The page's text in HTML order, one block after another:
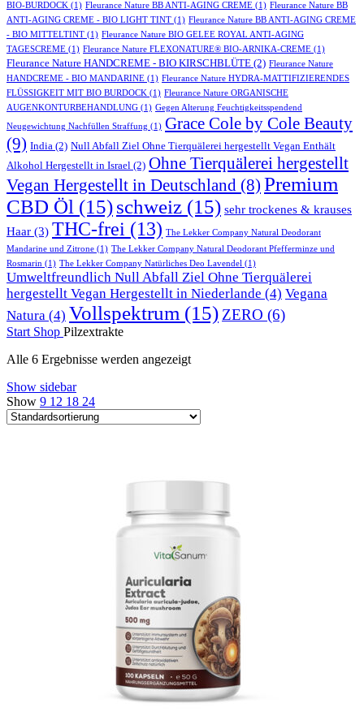
BIO-BURDOCK (1) Fleurance Nature BB ANTI-AGING CREME (1) Fleurance Nature BB
ANTI-AGING CREME - BIO LIGHT TINT (1) Fleurance Nature BB ANTI-AGING CREME
- BIO MITTELTINT (1) Fleurance Nature BIO GELEE ROYAL ANTI-AGING
TAGESCREME (1) Fleurance Nature FLEXONATURE® BIO-ARNIKA-CREME (1)
Fleurance Nature HANDCREME - BIO KIRSCHBLÜTE (2) Fleurance Nature
HANDCREME - BIO MANDARINE (1) Fleurance Nature HYDRA-MATTIFIZIERENDES
FLÜSSIGKEIT MIT BIO BURDOCK (1) Fleurance Nature ORGANISCHE
AUGENKONTURBEHANDLUNG (1) Gegen Alterung Feuchtigkeitsspendend
Neugewichtung Nachfüllen Straffung (1) Grace Cole by Cole Beauty
(9) India (2) Null Abfall Ziel Ohne Tierquälerei hergestellt Vegan Enthält
Alkohol Hergestellt in Israel (2) Ohne Tierquälerei hergestellt
Vegan Hergestellt in Deutschland (8) Premium
CBD Öl (15)schweiz (15) sehr trockenes & krauses
Haar (3) THC-frei (13) The Lekker Company Natural Deodorant
Mandarine und Zitrone (1) The Lekker Company Natural Deodorant Pfefferminze und
Rosmarin (1) The Lekker Company Natürliches Deo Lavendel (1)
Umweltfreundlich Null Abfall Ziel Ohne Tierquälerei
hergestellt Vegan Hergestellt in Niederlande (4) Vegana
Natura (4) Vollspektrum (15) ZERO (6)
Start Shop Pilzextrakte
Alle 6 Ergebnisse werden angezeigt
Show sidebar
Show 9 12 18 24